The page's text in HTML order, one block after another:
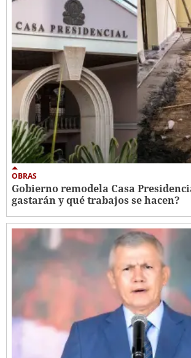
OBRAS
Gobierno remodela Casa
gastarán y qué trabajos se hacen?